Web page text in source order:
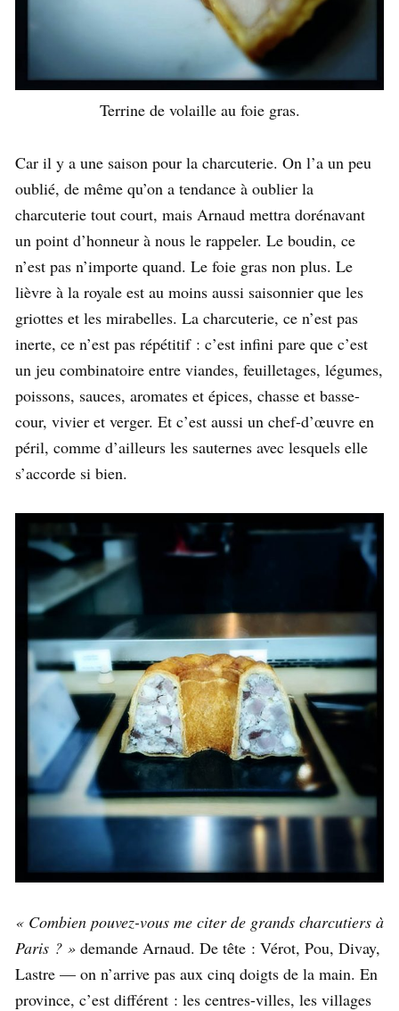
Terrine de volaille au foie gras.
Car il y a une saison pour la charcuterie. On l’a un peu
oublié, de même qu’on a tendance à oublier la
charcuterie tout court, mais Arnaud mettra dorénavant
un point d’honneur à nous le rappeler. Le boudin, ce
n’est pas n’importe quand. Le foie gras non plus. Le
lièvre à la royale est au moins aussi saisonnier que les
griottes et les mirabelles. La charcuterie, ce n’est pas
inerte, ce n’est pas répétitif : c’est infini pare que c’est
un jeu combinatoire entre viandes, feuilletages, légumes,
poissons, sauces, aromates et épices, chasse et basse-
cour, vivier et verger. Et c’est aussi un chef-d’œuvre en
péril, comme d’ailleurs les sauternes avec lesquels elle
s’accorde si bien.
« Combien pouvez-vous me citer de grands charcutiers à
Paris ? » demande Arnaud. De tête : Vérot, Pou, Divay,
Lastre — on n’arrive pas aux cinq doigts de la main. En
province, c’est différent : les centres-villes, les villages